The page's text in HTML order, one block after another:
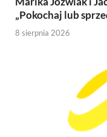
„Pokochaj lub
8 sierpnia 2026